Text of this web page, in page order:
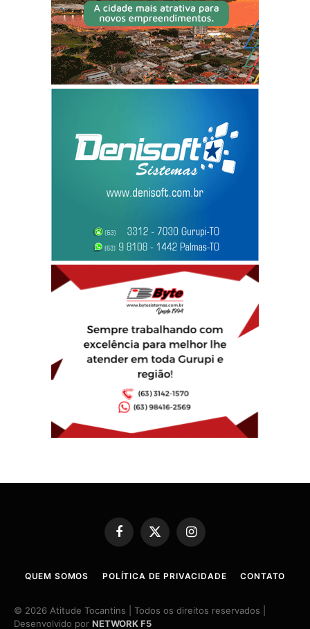
Facebook
X
(Twitter)
Instagram
QUEM SOMOS POLÍTICA DE PRIVACIDADE CONTATO
© 2026 Atitude Tocantins | Todos os direitos reservados |
Desenvolvido por NETWORK F5